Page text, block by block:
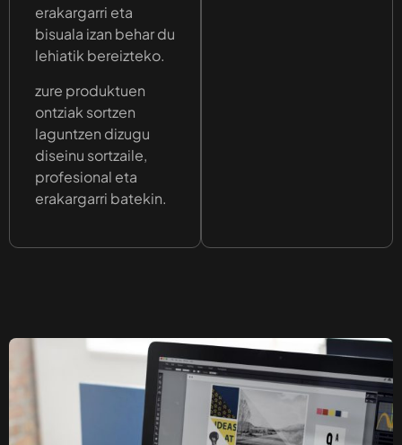
erakargarri eta
bisuala izan behar du
lehiatik bereizteko.
zure produktuen
ontziak sortzen
laguntzen dizugu
diseinu sortzaile,
profesional eta
erakargarri batekin.